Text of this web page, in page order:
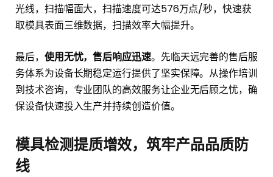
光线，扫描幅面大，扫描速度可达576万点/秒，快速获
取模具表面三维数据，扫描效率大幅提升。
最后， 使用无忧，售后响应迅速。先临天远完善的售后服
务体系为设备长期稳定运行提供了坚实保障。从操作培训
到技术咨询，专业团队的高效服务让企业无后顾之忧，确
保设备快速投入生产并持续创造价值。
模具检测提质增效，筑牢产品品质防
线